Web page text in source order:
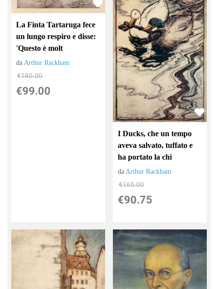
La Finta Tartaruga fece
un lungo respiro e disse:
'Questo è molt
daArthur Rackham
€180.00
€99.00
I Ducks, che un tempo
aveva salvato, tuffato e
ha portato la chi
da Arthur Rackham
€165.00
€90.75